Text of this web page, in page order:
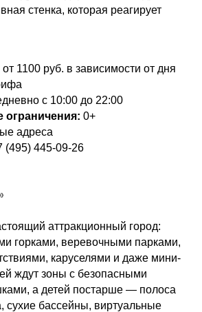
стенка, которая реагирует
от 1100 руб. в зависимости от дня
с 10:00 до 22:00
ограничения: 0+
адреса
(495) 445-09-26
аттракционный город:
горками, веревочными парками,
каруселями и даже мини-
ждут зоны с безопасными
а детей постарше — полоса
сухие бассейны, виртуальные